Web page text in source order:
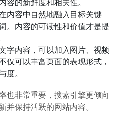
容的新鲜度和相关性。
内容中自然地融入目标关键
。内容的可读性和价值才是提
字内容，可以加入图片、视频
仅可以丰富页面的表现形式，
度。
也非常重要，搜索引擎更倾向
并保持活跃的网站内容。